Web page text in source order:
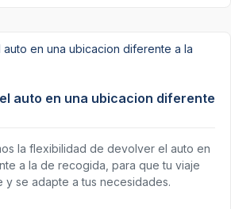
auto en una ubicacion diferente
la flexibilidad de devolver el auto en
a la de recogida, para que tu viaje
y se adapte a tus necesidades.